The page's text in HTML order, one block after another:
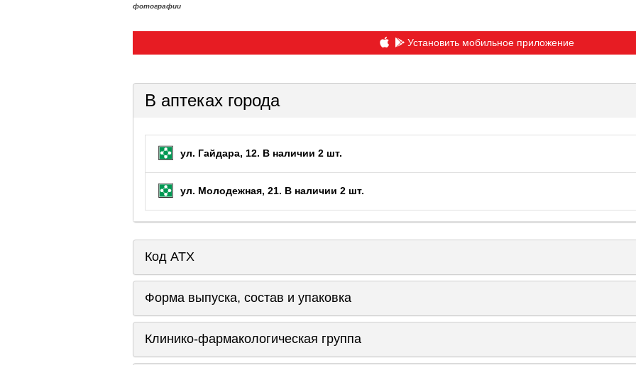
фотографии
Установить мобильное приложение
В аптеках города
ул. Гайдара, 12. В наличии 2 шт.
ул. Молодежная, 21. В наличии 2 шт.
Код ATX
Форма выпуска, состав и упаковка
Клинико-фармакологическая группа